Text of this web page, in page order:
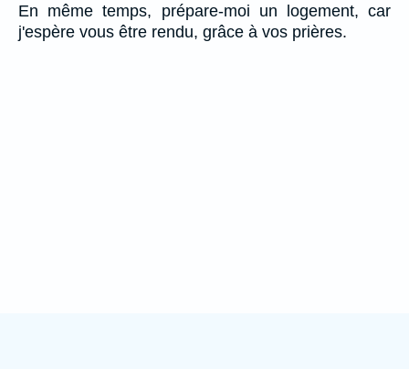
En même temps, prépare-moi un logement, car
j'espère vous être rendu, grâce à vos prières.